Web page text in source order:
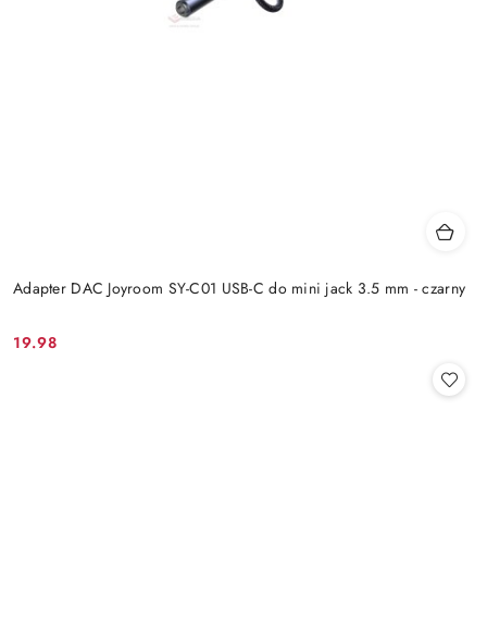
Adapter DAC Joyroom SY-C01 USB-C do mini jack 3.5 mm - czarny
Cena:
19.98